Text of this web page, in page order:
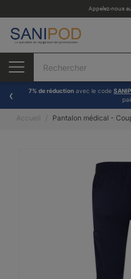
Appelez-nous au
7% de réduction avec le code
Accueil Pantalon médical -